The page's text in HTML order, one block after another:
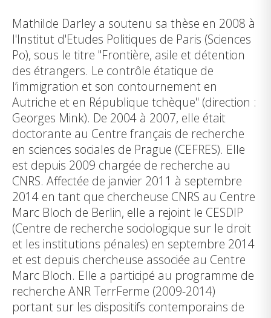
Mathilde Darley a soutenu sa thèse en 2008 à
l'Institut d'Etudes Politiques de Paris (Sciences
Po), sous le titre "Frontière, asile et détention
des étrangers. Le contrôle étatique de
l’immigration et son contournement en
Autriche et en République tchèque" (direction :
Georges Mink). De 2004 à 2007, elle était
doctorante au Centre français de recherche
en sciences sociales de Prague (CEFRES). Elle
est depuis 2009 chargée de recherche au
CNRS. Affectée de janvier 2011 à septembre
2014 en tant que chercheuse CNRS au Centre
Marc Bloch de Berlin, elle a rejoint le CESDIP
(Centre de recherche sociologique sur le droit
et les institutions pénales) en septembre 2014
et est depuis chercheuse associée au Centre
Marc Bloch. Elle a participé au programme de
recherche ANR TerrFerme (2009-2014)
portant sur les dispositifs contemporains de